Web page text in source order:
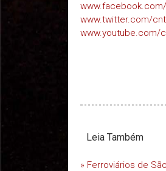
www.twitter.com/
www.youtube.com/
Leia Também
» Ferroviários de